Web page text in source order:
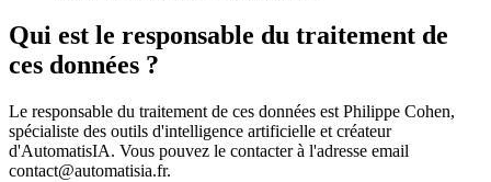
Qui est le responsable du traitement de
ces données ?
Le responsable du traitement de ces données est Philippe Cohen,
spécialiste des outils d'intelligence artificielle et créateur
d'AutomatisIA. Vous pouvez le contacter à l'adresse email
contact@automatisia.fr.